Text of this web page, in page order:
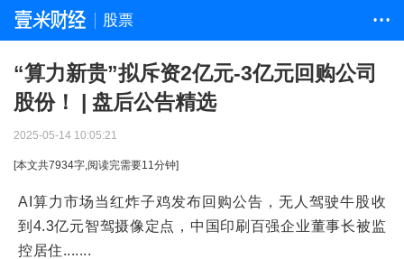
股票 • • •
“算力新贵”拟斥资2亿元-3亿元回购公司
股份！ | 盘后公告精选
2025-05-14 10:05:21
[本文共7934字,阅读完需要11分钟]
AI算力市场当红炸子鸡发布回购公告，无人驾驶牛股收
到4.3亿元智驾摄像定点，中国印刷百强企业董事长被监
控居住.......